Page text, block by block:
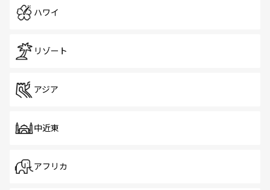
ハワイ
リゾート
アジア
中近東
アフリカ